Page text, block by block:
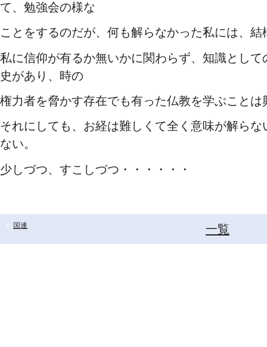
て、勉強会の様な
ことをするのだが、何も解らなかった私には、結
私に信仰が有るか無いかに関わらず、知識とし
史があり、時の
権力者を脅かす存在でも有った仏教を学ぶことは
それにしても、お経は難しくて全く意味が解ら
ない。
少しづつ、すこしづつ・・・・・・
国連 一覧